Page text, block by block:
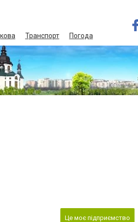
Транспорт Погода
Це моє підприємство